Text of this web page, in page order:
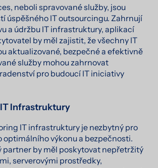
neboli spravované služby, jsou
úspěšného IT outsourcingu. Zahrnují
a údržbu IT infrastruktury, aplikací
by měl zajistit, že všechny IT
aktualizované, bezpečné a efektivně
služby mohou zahrnovat
pro budoucí IT iniciativy
Infrastruktury
IT infrastruktury je nezbytný pro
optimálního výkonu a bezpečnosti.
partner by měl poskytovat nepřetržitý
serverovými prostředky,